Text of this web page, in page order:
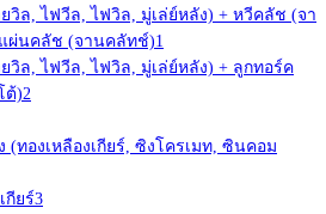
วิล, ไฟวีล, ไฟวิล, มู่เล่ย์หลัง) + หวีคลัช (จา
ผ่นคลัช (จานคลัทช์)1
วิล, ไฟวีล, ไฟวิล, มู่เล่ย์หลัง) + ลูกทอร์ค
ต้)2
(ทองเหลืองเกียร์, ซิงโครเมท, ซินคอม
กียร์3